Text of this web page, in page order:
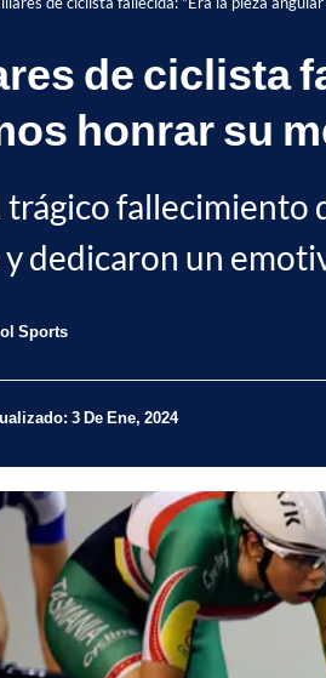
de ciclista
honrar su
trágico fallecimiento
y dedicaron un
Sports
3 De Ene, 2024